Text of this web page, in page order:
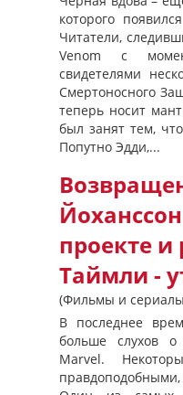
которого
Читатели,
Venom с
свидетелями
Смертоносного
теперь носит
был занят тем,
Попутно Эдди,...
проекте и
Таймли -
(Фильмы и
В последнее
больше слухов о
Marvel.